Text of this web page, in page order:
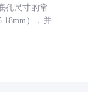
孔尺寸的常
），并